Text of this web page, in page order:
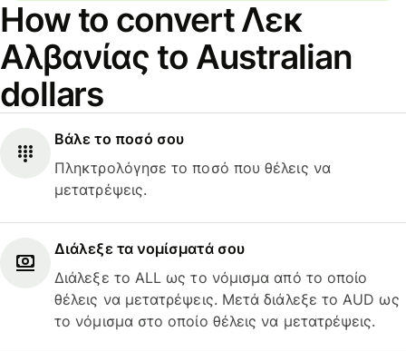
How to convert Λεκ
Αλβανίας to Australian
dollars
Βάλε το ποσό σου
Πληκτρολόγησε το ποσό που θέλεις να
μετατρέψεις.
Διάλεξε τα νομίσματά σου
Διάλεξε το ALL ως το νόμισμα από το οποίο
θέλεις να μετατρέψεις. Μετά διάλεξε το AUD ως
το νόμισμα στο οποίο θέλεις να μετατρέψεις.